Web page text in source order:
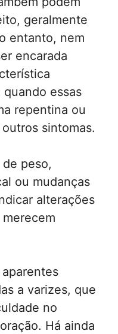
geralmente
entanto, nem
encarada
essas
repentina ou
sintomas.
peso,
ou mudanças
alterações
a varizes, que
no
Há ainda